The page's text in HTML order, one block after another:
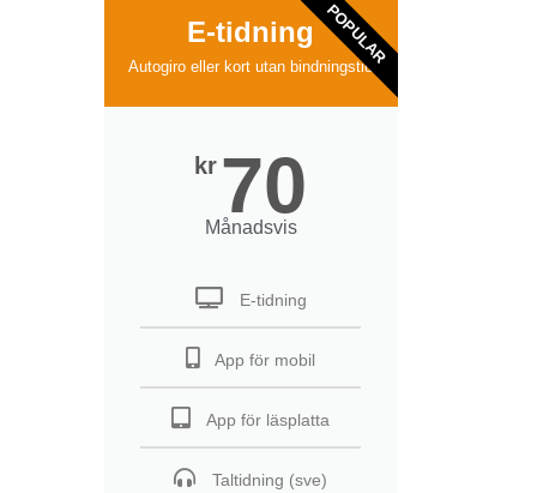
E-tidning
Autogiro eller kort utan bindningstid
kr 70
Månadsvis
E-tidning
App för mobil
App för läsplatta
Taltidning (sve)
POPULAR